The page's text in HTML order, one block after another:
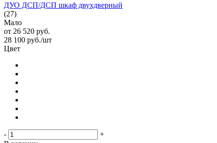
ДУО ДСП/ДСП шкаф двухдверный
(27)
Мало
от 26 520 руб.
28 100 руб./шт
Цвет
-
+